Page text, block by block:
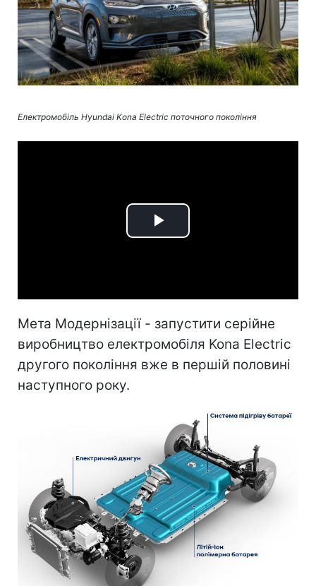
Електромобіль Hyundai Kona Electric поточного покоління
Play
Мета Модернізації - запустити серійне
виробництво електромобіля Kona Electric
другого покоління вже в першій половині
наступного року.